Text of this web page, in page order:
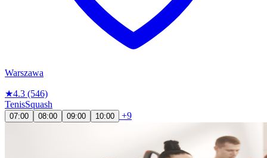
Warszawa
★4.3 (546)
TenisSquash
07:00 08:00 09:00 10:00 +9